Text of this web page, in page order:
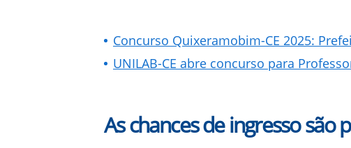
Concurso Quixeramobim-CE 2025:
UNILAB-CE abre concurso para
As chances de ingresso são